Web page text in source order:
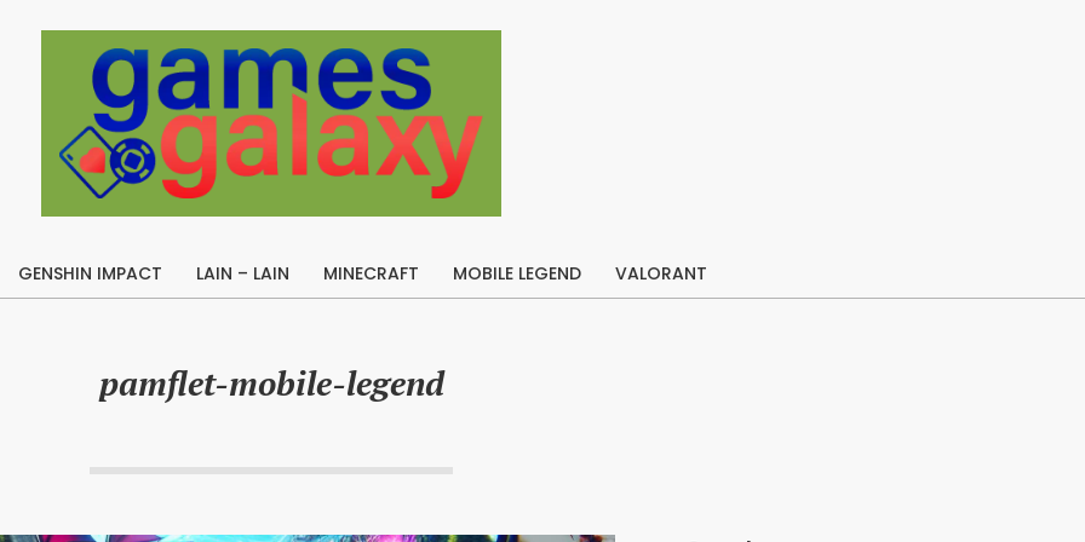
B
i
Primary
GENSHIN IMPACT LAIN – LAIN MINECRAFT MOBILE LEGEND VALORANT
pamflet-mobile-legend